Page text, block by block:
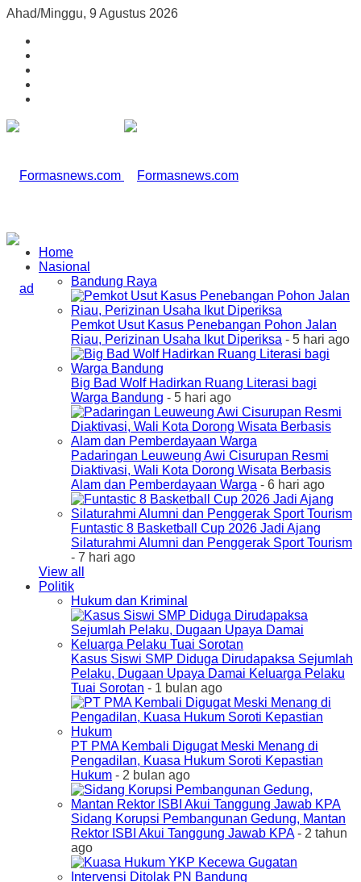
Ahad/Minggu, 9 Agustus 2026
Home
Nasional
Bandung Raya
Pemkot Usut Kasus Penebangan Pohon Jalan
Riau, Perizinan Usaha Ikut Diperiksa - 5 hari ago
Big Bad Wolf Hadirkan Ruang Literasi bagi
Warga Bandung - 5 hari ago
Padaringan Leuweung Awi Cisurupan Resmi
Diaktivasi, Wali Kota Dorong Wisata Berbasis
Alam dan Pemberdayaan Warga - 6 hari ago
Funtastic 8 Basketball Cup 2026 Jadi Ajang
Silaturahmi Alumni dan Penggerak Sport Tourism
- 7 hari ago
View all
Politik
Hukum dan Kriminal
Kasus Siswi SMP Diduga Dirudapaksa Sejumlah
Pelaku, Dugaan Upaya Damai Keluarga Pelaku
Tuai Sorotan - 1 bulan ago
PT PMA Kembali Digugat Meski Menang di
Pengadilan, Kuasa Hukum Soroti Kepastian
Hukum - 2 bulan ago
Sidang Korupsi Pembangunan Gedung, Mantan
Rektor ISBI Akui Tanggung Jawab KPA- 2 tahun
ago